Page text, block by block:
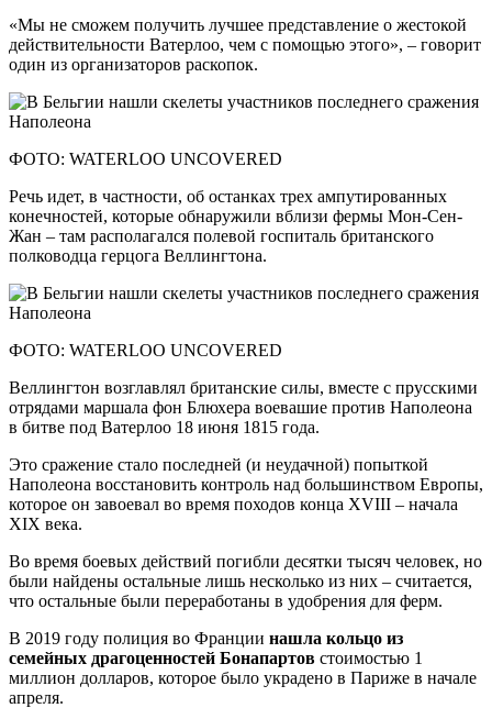
«Мы не сможем получить лучшее представление о жестокой
действительности Ватерлоо, чем с помощью этого», – говорит
один из организаторов раскопок.
ФОТО: WATERLOO UNCOVERED
Речь идет, в частности, об останках трех ампутированных
конечностей, которые обнаружили вблизи фермы Мон-Сен-
Жан – там располагался полевой госпиталь британского
полководца герцога Веллингтона.
ФОТО: WATERLOO UNCOVERED
Веллингтон возглавлял британские силы, вместе с прусскими
отрядами маршала фон Блюхера воевашие против Наполеона
в битве под Ватерлоо 18 июня 1815 года.
Это сражение стало последней (и неудачной) попыткой
Наполеона восстановить контроль над большинством Европы,
которое он завоевал во время походов конца XVIII – начала
XIX века.
Во время боевых действий погибли десятки тысяч человек, но
были найдены остальные лишь несколько из них – считается,
что остальные были переработаны в удобрения для ферм.
В 2019 году полиция во Франции нашла кольцо из
семейных драгоценностей Бонапартов стоимостью 1
миллион долларов, которое было украдено в Париже в начале
апреля.